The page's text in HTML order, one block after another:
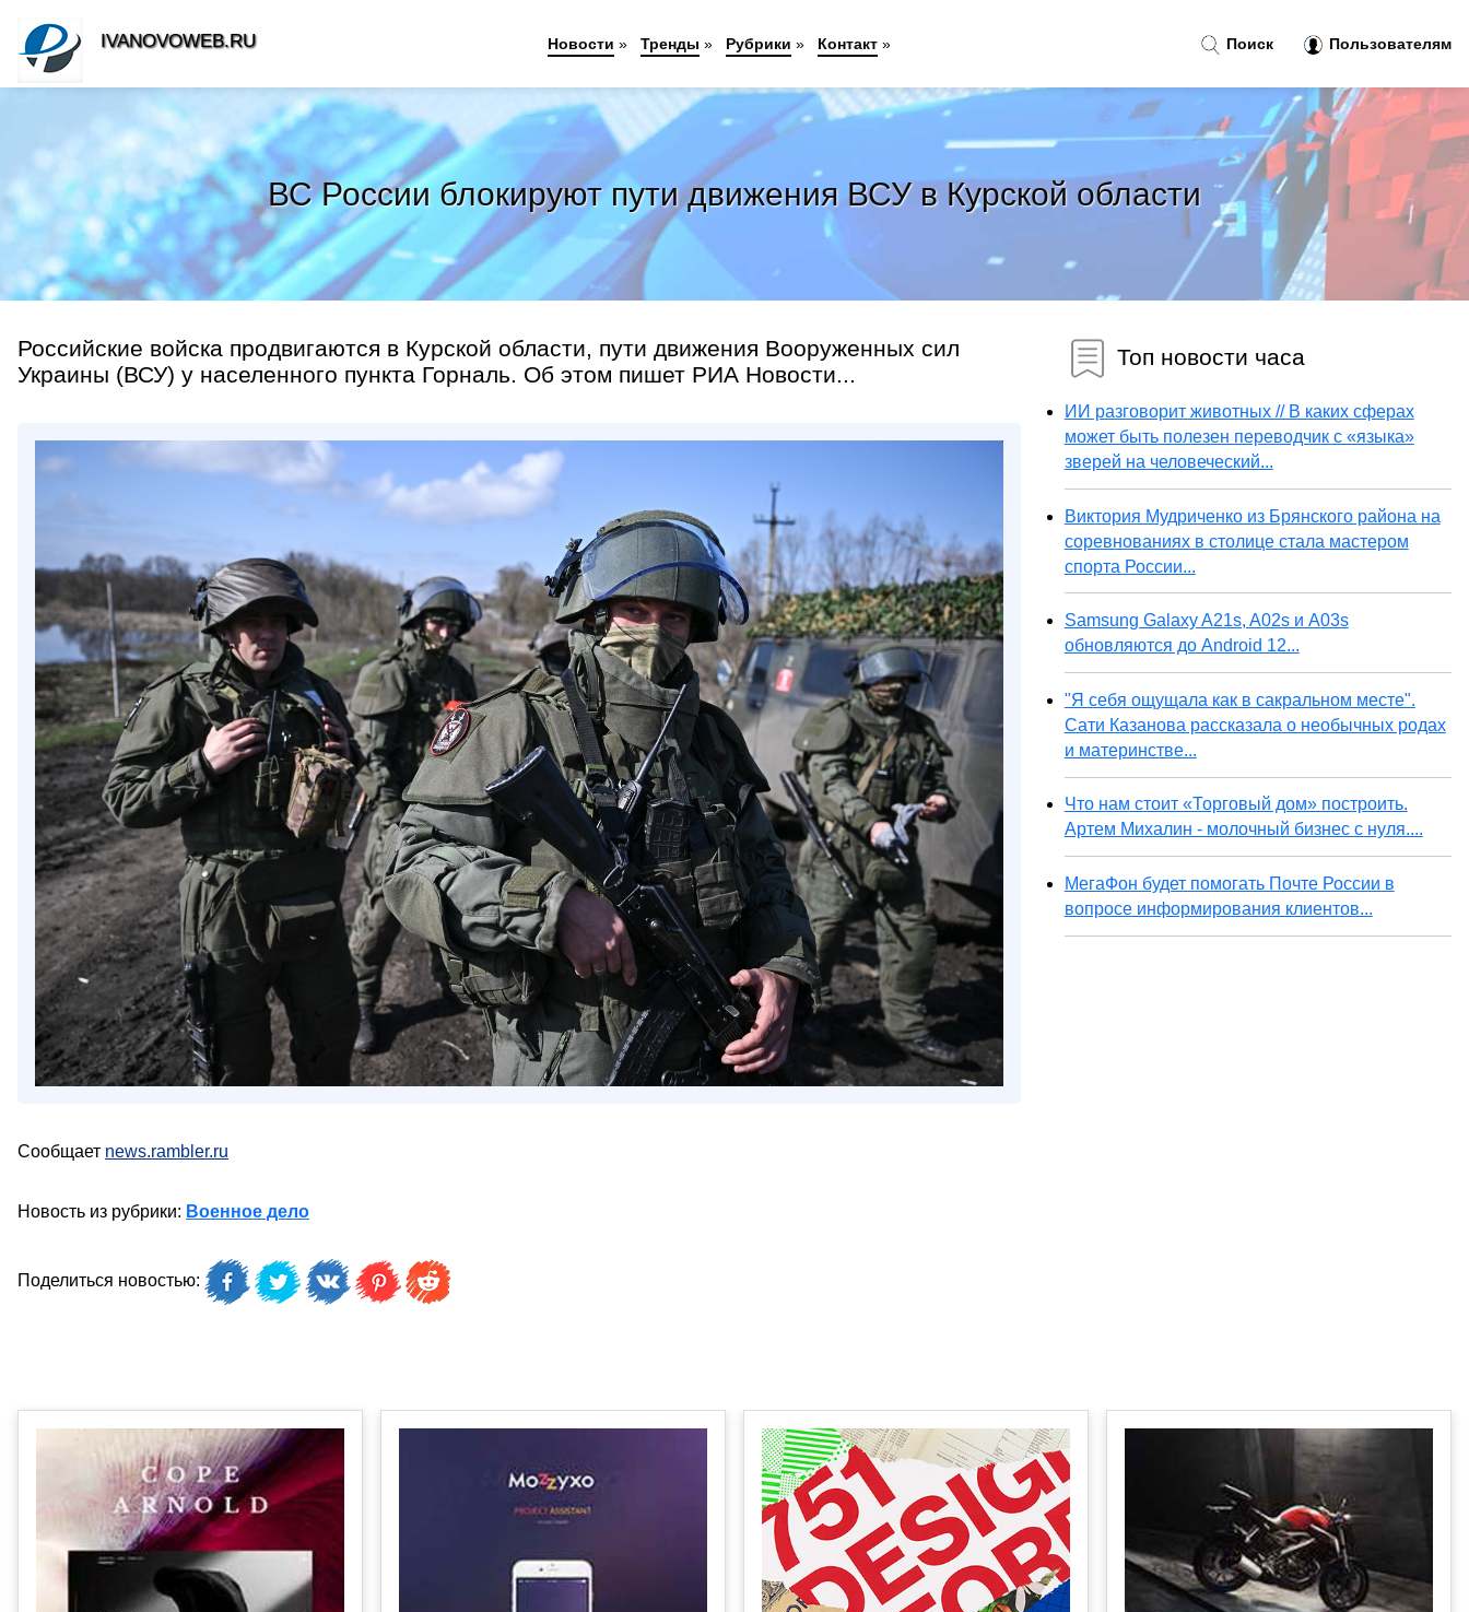
ВС России блокируют пути движения ВСУ в Курской области
Российские войска продвигаются в Курской области, пути движения Вооруженных сил
Украины (ВСУ) у населенного пункта Горналь. Об этом пишет РИА Новости...
Сообщает news.rambler.ru
Новость из рубрики: Военное дело
Поделиться новостью:
Топ новости часа
ИИ разговорит животных // В каких сферах
может быть полезен переводчик с «языка»
зверей на человеческий...
Виктория Мудриченко из Брянского района на
соревнованиях в столице стала мастером
спорта России...
Samsung Galaxy A21s, A02s и A03s
обновляются до Android 12...
"Я себя ощущала как в сакральном месте".
Сати Казанова рассказала о необычных родах
и материнстве...
Что нам стоит «Торговый дом» построить.
Артем Михалин - молочный бизнес с нуля....
МегаФон будет помогать Почте России в
вопросе информирования клиентов...
Поиск Пользователям
IVANOVOWEB.RU Новости » Тренды » Рубрики » Контакт »